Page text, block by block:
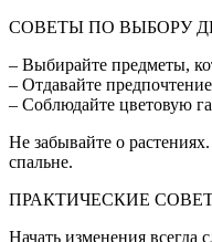
СОВЕТЫ ПО ВЫБОРУ
– Выбирайте предметы,
– Отдавайте
– Соблюдайте цветовую
Не забывайте о
спальне.
ПРАКТИЧЕСКИЕ
Начать изменения всегда